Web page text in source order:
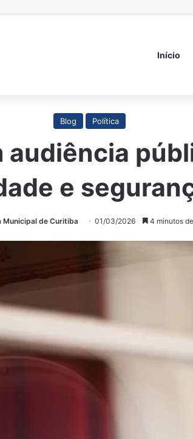
Início
Blog Política
audiência
e
Municipal de Curitiba 01/03/2026 4 minutos